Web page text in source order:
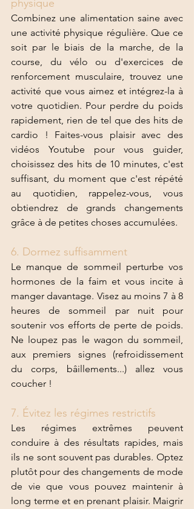
physique
Combinez une alimentation saine avec
une activité physique régulière. Que ce
soit par le biais de la marche, de la
course, du vélo ou d'exercices de
renforcement musculaire, trouvez une
activité que vous aimez et intégrez-la à
votre quotidien. Pour perdre du poids
rapidement, rien de tel que des hits de
cardio ! Faites-vous plaisir avec des
vidéos Youtube pour vous guider,
choisissez des hits de 10 minutes, c'est
suffisant, du moment que c'est répété
au quotidien, rappelez-vous, vous
obtiendrez de grands changements
grâce à de petites choses accumulées.
6. Dormez suffisamment
Le manque de sommeil perturbe vos
hormones de la faim et vous incite à
manger davantage. Visez au moins 7 à 8
heures de sommeil par nuit pour
soutenir vos efforts de perte de poids.
Ne loupez pas le wagon du sommeil,
aux premiers signes (refroidissement
du corps, bâillements...) allez vous
coucher !
7. Évitez les régimes restrictifs
Les régimes extrêmes peuvent
conduire à des résultats rapides, mais
ils ne sont souvent pas durables. Optez
plutôt pour des changements de mode
de vie que vous pouvez maintenir à
long terme et en prenant plaisir. Maigrir